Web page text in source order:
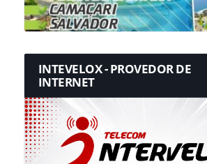
INTEVELOX - PROVEDOR DE
INTERNET